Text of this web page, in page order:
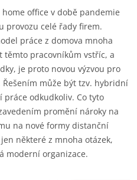
office v době pandemie
provozu celé řady firem.
práce z domova mnoha
těmto pracovníkům vstříc, a
je proto novou výzvou pro
může být tzv. hybridní
odkudkoliv. Co tyto
promění nároky na
na nové formy distanční
některé z mnoha otázek,
moderní organizace.